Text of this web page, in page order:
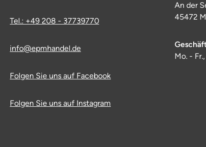
Tel.: +49 208 - 37739770
info@epmhandel.de
Folgen Sie uns auf Facebook
Folgen Sie uns auf Instagram
An der
45472
Mo. -